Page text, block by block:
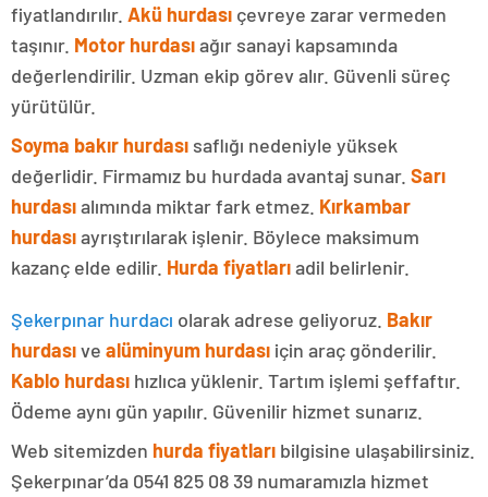
fiyatlandırılır. Akü hurdası çevreye zarar vermeden
taşınır. Motor hurdasıağır sanayi kapsamında
değerlendirilir. Uzman ekip görev alır. Güvenli süreç
yürütülür.
Soyma bakır hurdası saflığı nedeniyle yüksek
değerlidir. Firmamız bu hurdada avantaj sunar. Sarı
hurdasıalımında miktar fark etmez. Kırkambar
hurdasıayrıştırılarak işlenir. Böylece maksimum
kazanç elde edilir. Hurda fiyatlarıadil belirlenir.
Şekerpınar hurdacı olarak adrese geliyoruz. Bakır
hurdasıve alüminyum hurdası için araç gönderilir.
Kablo hurdası hızlıca yüklenir. Tartım işlemi şeffaftır.
Ödeme aynı gün yapılır. Güvenilir hizmet sunarız.
Web sitemizden hurda fiyatları bilgisine ulaşabilirsiniz.
Şekerpınar’da 0541 825 08 39 numaramızla hizmet